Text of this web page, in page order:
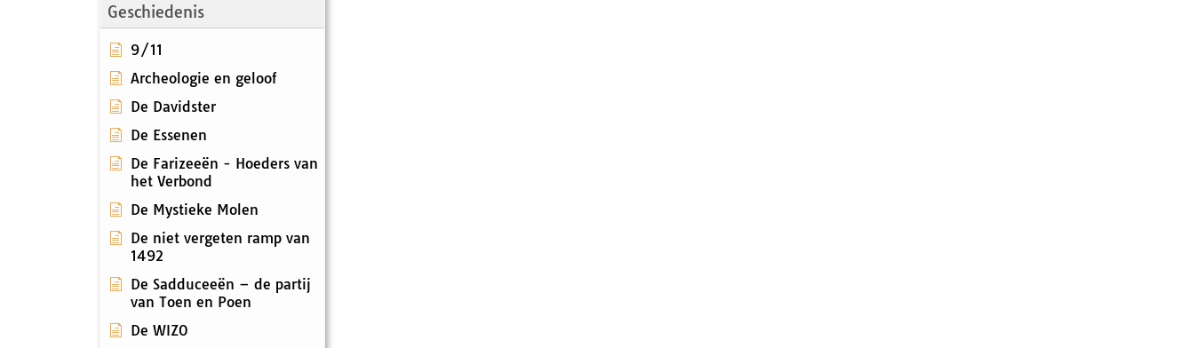
Geschiedenis
9/11
Archeologie en geloof
De Davidster
De Essenen
De Farizeeën - Hoeders van
het Verbond
De Mystieke Molen
De niet vergeten ramp van
1492
De Sadduceeën – de partij
van Toen en Poen
De WIZO